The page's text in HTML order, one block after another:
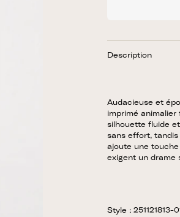
Description
Audacieuse et
imprimé
silhouette fluide
sans effort,
ajoute une
exigent un drame
Style : 251121813-